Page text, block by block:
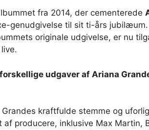
fra 2014, der cementerede
genudgivelse til sit ti-års
originale udgivelse, er nu
udgaver af Ariana
Grandes kraftfulde stemme og
af producere, inklusive Max Martin,